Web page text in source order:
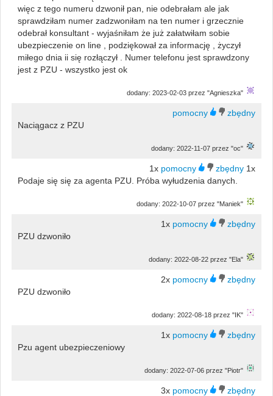
więc z tego numeru dzwonił pan, nie odebrałam ale jak
sprawdziłam numer zadzwoniłam na ten numer i grzecznie
odebrał konsultant - wyjaśniłam że już załatwiłam sobie
ubezpieczenie on line , podziękował za informację , życzył
miłego dnia ii się rozłączył . Numer telefonu jest sprawdzony
jest z PZU - wszystko jest ok
dodany: 2023-02-03 przez "Agnieszka"
Naciągacz z PZU
dodany: 2022-11-07 przez "oc"
1x
1x
Podaje się się za agenta PZU. Próba wyłudzenia danych.
dodany: 2022-10-07 przez "Maniek"
1x
PZU dzwoniło
dodany: 2022-08-22 przez "Ela"
2x
PZU dzwoniło
dodany: 2022-08-18 przez "IK"
1x
Pzu agent ubezpieczeniowy
dodany: 2022-07-06 przez "Piotr"
3x